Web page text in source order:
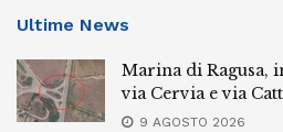
Ultime News
Marina di Ragusa,
via Cervia e via
9 AGOSTO 2026